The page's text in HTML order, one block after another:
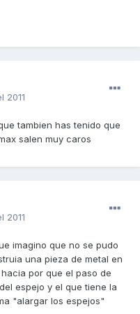
2011
tambien has tenido que
salen muy caros
2011
imagino que no se pudo
una pieza de metal en
por que el paso de
espejo y el que tiene la
"alargar los espejos"